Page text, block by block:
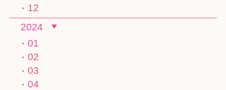
12
2024
01
02
03
04